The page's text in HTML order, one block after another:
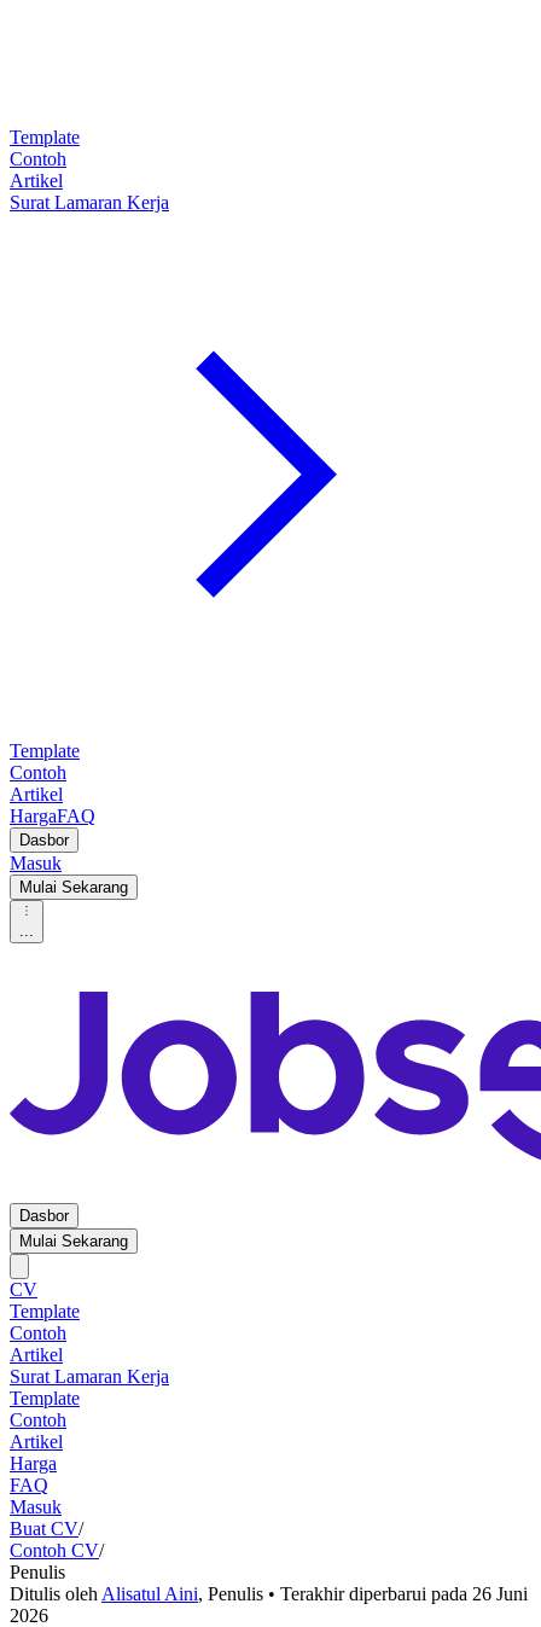
Template
Contoh
Artikel
Surat Lamaran Kerja
Template
Contoh
Artikel
HargaFAQ
Dasbor
Masuk
Mulai Sekarang
...
Dasbor
Mulai Sekarang
CV
Template
Contoh
Artikel
Surat Lamaran Kerja
Template
Contoh
Artikel
Harga
FAQ
Masuk
Buat CV/
Contoh CV/
Penulis
Ditulis oleh Alisatul Aini, Penulis • Terakhir diperbarui pada 26 Juni
2026